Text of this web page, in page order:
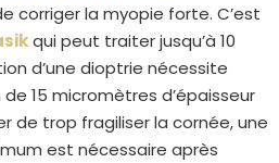
corriger la myopie forte. C’est
qui peut traiter jusqu’à 10
d’une dioptrie nécessite
15 micromètres d’épaisseur
de trop fragiliser la cornée, une
est nécessaire après